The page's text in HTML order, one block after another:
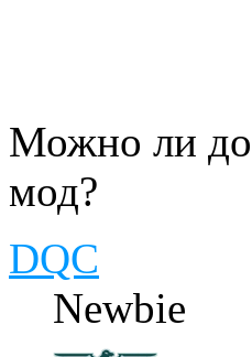
Можно ли
мод?
DQC
Newbie